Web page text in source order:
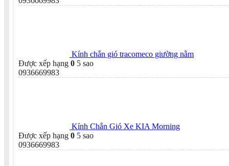
Kính chắn gió tracomeco giường nằm
Được xếp hạng 0 5 sao
0936669983
Kính Chắn Gió Xe KIA Morning
Được xếp hạng 0 5 sao
0936669983